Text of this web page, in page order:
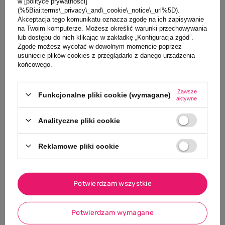
Auta i Zwierzaki, 6 el.,
18m+, PolyM
24,00 PLN
Miasto, 50 el., 18m+,
PolyM
139,00 PLN
0/5
Klocki konstrukcyjne,
NIEDOSTĘPNY
0/5
Klocki konstrukcyjne w
(%5Biai:terms\_privacy\_and\_cookie\_notice\_url%5D).
Akceptacja tego komunikatu oznacza zgodę na ich zapisywanie
na Twoim komputerze. Możesz określić warunki przechowywania
lub dostępu do nich klikając w zakładkę „Konfiguracja zgód”.
Zgodę możesz wycofać w dowolnym momencie poprzez
usunięcie plików cookies z przeglądarki z danego urządzenia
końcowego.
Funkcjonalne pliki cookie (wymagane)
Zawsze
aktywne
Analityczne pliki cookie
Reklamowe pliki cookie
Potwierdzam wymagane
Potwierdzam wszystkie